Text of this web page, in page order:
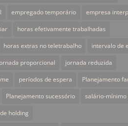
empregado temporário
empresa
horas efetivamente trabalhadas
horas extras no teletrabalho
intervalo de
proporcional
jornada reduzida
períodos de espera
Planejamento
Planejamento sucessório
salário-
holding